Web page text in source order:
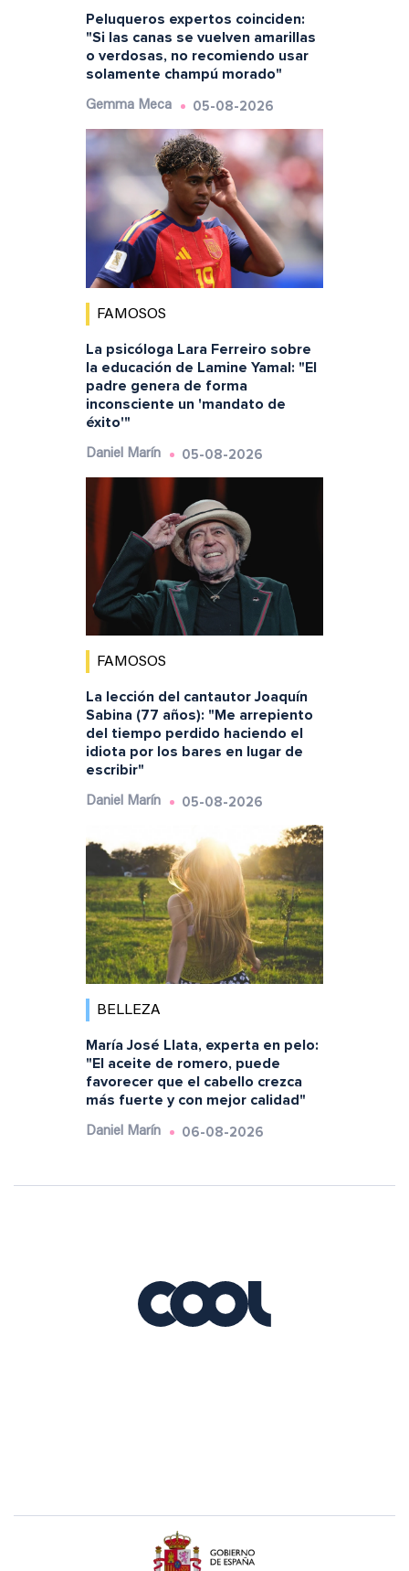
Peluqueros expertos coinciden:
"Si las canas se vuelven amarillas
o verdosas, no recomiendo usar
solamente champú morado"
Gemma Meca 05-08-2026
FAMOSOS
La psicóloga Lara Ferreiro sobre
la educación de Lamine Yamal: "El
padre genera de forma
inconsciente un 'mandato de
éxito'"
Daniel Marín 05-08-2026
FAMOSOS
La lección del cantautor Joaquín
Sabina (77 años): "Me arrepiento
del tiempo perdido haciendo el
idiota por los bares en lugar de
escribir"
Daniel Marín 05-08-2026
BELLEZA
María José Llata, experta en pelo:
"El aceite de romero, puede
favorecer que el cabello crezca
más fuerte y con mejor calidad"
Daniel Marín 06-08-2026